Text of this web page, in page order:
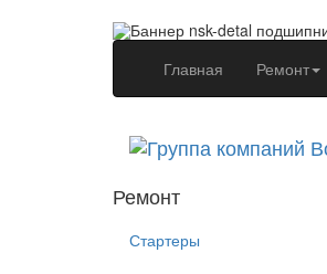
Главная (current)Ремонт
Ремонт
Стартеры